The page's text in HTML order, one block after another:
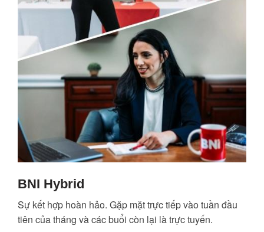
BNI Hybrid
Sự kết hợp hoàn hảo. Gặp mặt trực tiếp vào tuần đầu
tiên của tháng và các buổi còn lại là trực tuyến.